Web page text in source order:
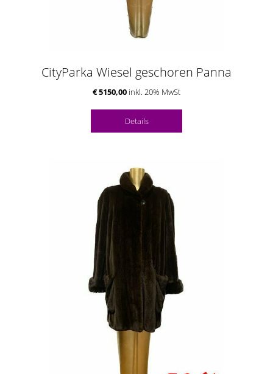
CityParka Wiesel geschoren Panna
€ 5150,00 inkl. 20% MwSt
Details